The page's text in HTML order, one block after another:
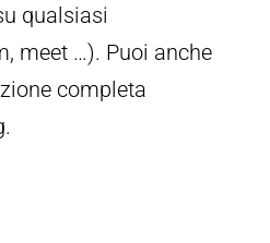
qualsiasi
meet …). Puoi anche
completa